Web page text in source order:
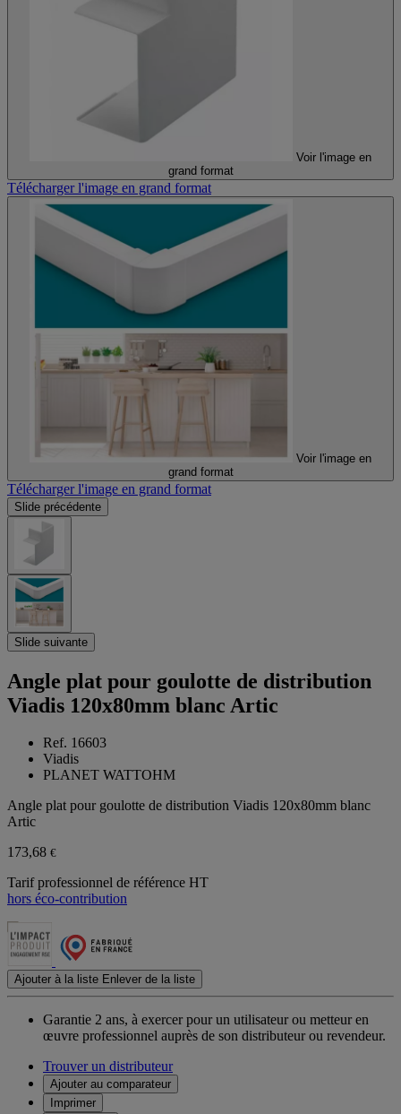
Voir l'image en
grand format
Télécharger l'image en grand format
Voir l'image en
grand format
Télécharger l'image en grand format
Slide précédente
Slide suivante
Angle plat pour goulotte de distribution
Viadis 120x80mm blanc Artic
Ref. 16603
Viadis
PLANET WATTOHM
Angle plat pour goulotte de distribution Viadis 120x80mm blanc
Artic
173,68 €
Tarif professionnel de référence HT
hors éco-contribution
Ajouter à la liste Enlever de la liste
Garantie 2 ans, à exercer pour un utilisateur ou metteur en
œuvre professionnel auprès de son distributeur ou revendeur.
Trouver un distributeur
Ajouter au comparateur
Imprimer